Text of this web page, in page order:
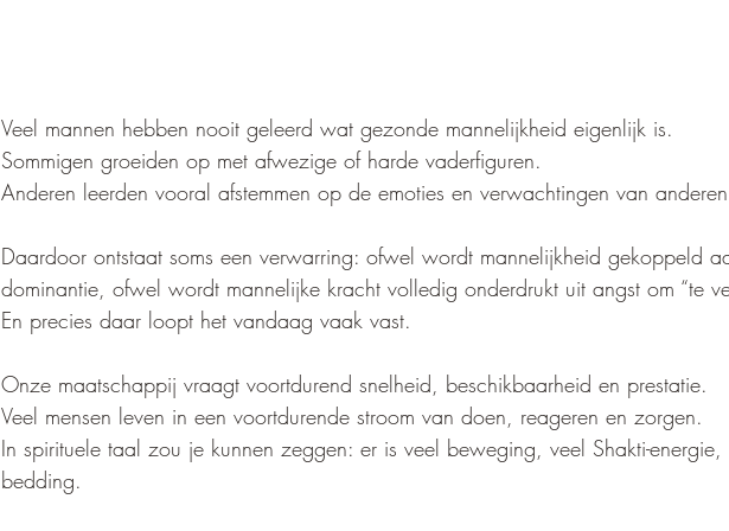
Veel mannen hebben nooit geleerd wat gezonde mannelijkheid eigenlijk is.
Sommigen groeiden op met afwezige of harde vaderfiguren.
Anderen leerden vooral afstemmen op de emoties en verwachtingen van
Daardoor ontstaat soms een verwarring: ofwel wordt mannelijkheid gekoppeld
dominantie, ofwel wordt mannelijke kracht volledig onderdrukt uit angst om “te
En precies daar loopt het vandaag vaak vast.
Onze maatschappij vraagt voortdurend snelheid, beschikbaarheid en prestatie.
Veel mensen leven in een voortdurende stroom van doen, reageren en zorgen.
In spirituele taal zou je kunnen zeggen: er is veel beweging, veel Shakti-
bedding.